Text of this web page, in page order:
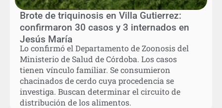
Brote de triquinosis en Villa Gutierrez:
confirmaron 30 casos y 3 internados en
Jesús María
Lo confirmó el Departamento de Zoonosis del
Ministerio de Salud de Córdoba. Los casos
tienen vínculo familiar. Se consumieron
chacinados de cerdo cuya procedencia se
investiga. Buscan determinar el circuito de
distribución de los alimentos.